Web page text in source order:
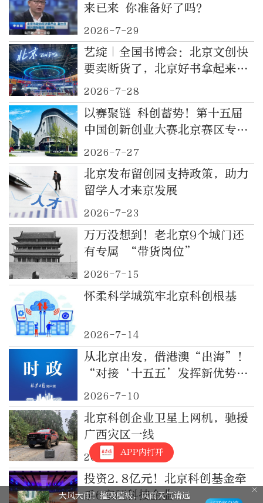
来已来 你准备好了吗？
2026-7-29
艺绽｜全国书博会：北京文创快
要卖断货了，北京好书拿起来放
不下
2026-7-28
以赛聚链 科创蓄势！第十五届
中国创新创业大赛北京赛区专场
即将于中关村（大兴）智能装备
产业园启幕
2026-7-27
北京发布留创园支持政策，助力
留学人才来京发展
2026-7-23
万万没想到！老北京9个城门还
有专属 “带货岗位”
2026-7-15
怀柔科学城筑牢北京科创根基
2026-7-14
从北京出发，借港澳“出海”！
“对接‘十五五’发挥新优势”
主题采访走进在京科创企业
2026-7-10
北京科创企业卫星上网机，驰援
广西灾区一线
2026-7-9
投资2.8亿元！北京科创基金牵
手6家硬科技企业
APP内打开
大风大雨！摧毁植被，风雨天气请远